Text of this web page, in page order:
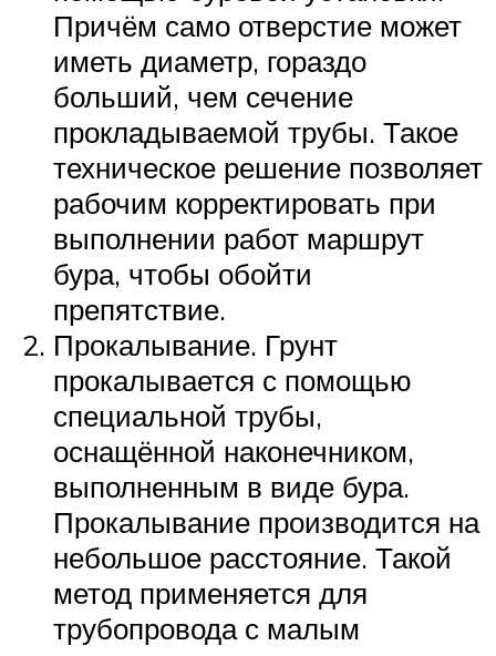
Причём само отверстие может
иметь диаметр, гораздо
больший, чем сечение
прокладываемой трубы. Такое
техническое решение позволяет
рабочим корректировать при
выполнении работ маршрут
бура, чтобы обойти
препятствие.
Прокалывание. Грунт
прокалывается с помощью
специальной трубы,
оснащённой наконечником,
выполненным в виде бура.
Прокалывание производится на
небольшое расстояние. Такой
метод применяется для
трубопровода с малым